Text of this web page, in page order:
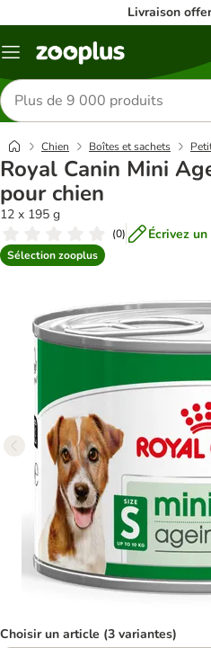
Livraison
Menu
Rechercher
des
produits
Chien Boîtes et sachets
Royal Canin Mini
pour chien
12 x 195 g
(0) Écrivez
Sélection zooplus
Choisir un article (3 variantes)